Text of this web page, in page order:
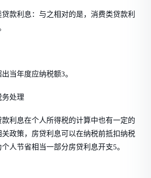
款利息：与之相对的是，消费类贷款利
当年度应纳税额3。
务处理
利息在个人所得税的计算中也有一定的
政策，房贷利息可以在纳税前抵扣纳税
人节省相当一部分房贷利息开支5。